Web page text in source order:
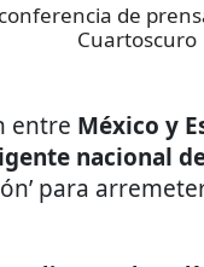
de
Cuartoscuro
entre México y
nacional
para